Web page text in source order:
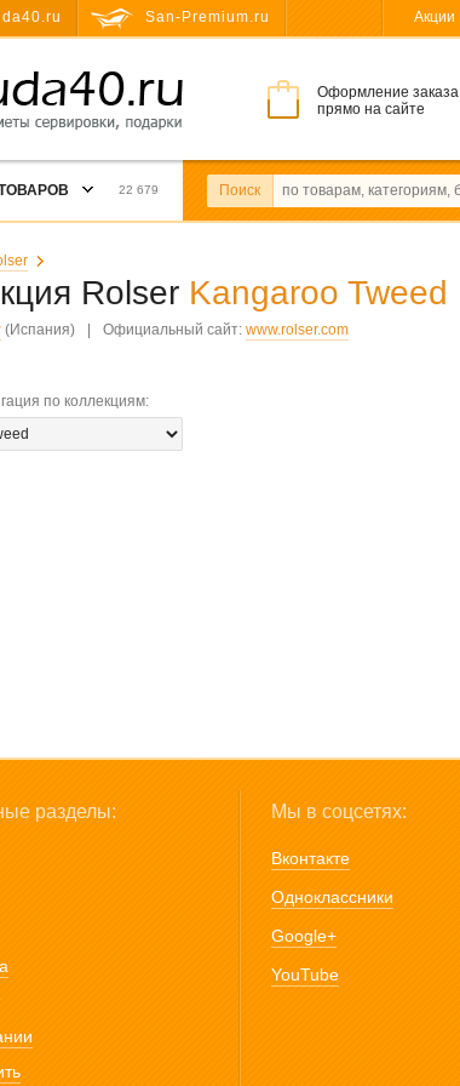
San-Premium.ru Акции
Оформление заказа
прямо на сайте
22 679 Поиск
Rolser Kangaroo Tweed
(Испания) Официальный сайт: www.rolser.com
по коллекциям:
разделы: Мы в соцсетях:
Вконтакте
Одноклассники
Google+
YouTube